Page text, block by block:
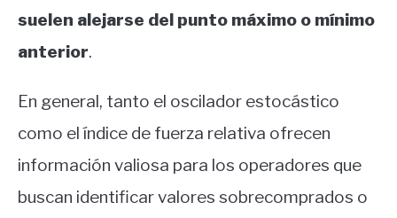
suelen alejarse del punto máximo o mínimo
anterior.
En general, tanto el oscilador estocástico
como el índice de fuerza relativa ofrecen
información valiosa para los operadores que
buscan identificar valores sobrecomprados o